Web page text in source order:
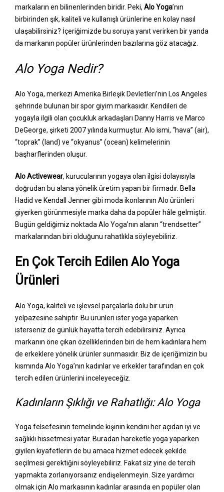
markaların en bilinenlerinden biridir. Peki, Alo Yoga’nın
birbirinden şık, kaliteli ve kullanışlı ürünlerine en kolay nasıl
ulaşabilirsiniz? İçeriğimizde bu soruya yanıt verirken bir yanda
da markanın popüler ürünlerinden bazılarına göz atacağız.
Alo Yoga Nedir?
Alo Yoga, merkezi Amerika Birleşik Devletleri’nin Los Angeles
şehrinde bulunan bir spor giyim markasıdır. Kendileri de
yogayla ilgili olan çocukluk arkadaşları Danny Harris ve Marco
DeGeorge, şirketi 2007 yılında kurmuştur. Alo ismi, “hava” (air),
“toprak” (land) ve “okyanus” (ocean) kelimelerinin
başharflerinden oluşur.
Alo Activewear, kurucularının yogaya olan ilgisi dolayısıyla
doğrudan bu alana yönelik üretim yapan bir firmadır. Bella
Hadid ve Kendall Jenner gibi moda ikonlarının Alo ürünleri
giyerken görünmesiyle marka daha da popüler hâle gelmiştir.
Bugün geldiğimiz noktada Alo Yoga’nın alanın “trendsetter”
markalarından biri olduğunu rahatlıkla söyleyebiliriz.
En Çok Tercih Edilen Alo Yoga
Ürünleri
Alo Yoga, kaliteli ve işlevsel parçalarla dolu bir ürün
yelpazesine sahiptir. Bu ürünleri ister yoga yaparken
isterseniz de günlük hayatta tercih edebilirsiniz. Ayrıca
markanın öne çıkan özelliklerinden biri de hem kadınlara hem
de erkeklere yönelik ürünler sunmasıdır. Biz de içeriğimizin bu
kısmında Alo Yoga’nın kadınlar ve erkekler tarafından en çok
tercih edilen ürünlerini inceleyeceğiz.
Kadınların Şıklığı ve Rahatlığı: Alo Yoga
Yoga felsefesinin temelinde kişinin kendini her açıdan iyi ve
sağlıklı hissetmesi yatar. Buradan hareketle yoga yaparken
giyilen kıyafetlerin de bu amaca hizmet edecek şekilde
seçilmesi gerektiğini söyleyebiliriz. Fakat siz yine de tercih
yapmakta zorlanıyorsanız endişelenmeyin. Size yardımcı
olmak için Alo markasının kadınlar arasında en popüler olan